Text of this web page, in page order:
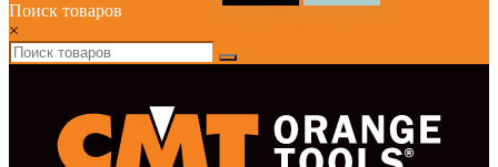
Поиск товаров
×